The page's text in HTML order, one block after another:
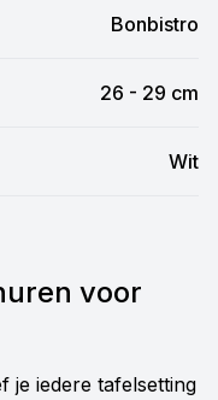
Bonbistro
26 - 29 cm
Wit
voor
je iedere tafelsetting